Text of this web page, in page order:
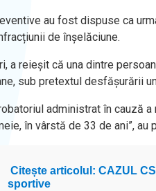
au fost dispuse ca
de înșelăciune.
a reieșit că una dintre
sub pretextul desfășurării
administrat în cauză
în vârstă de 33 de ani”,
Citește articolul: CAZUL
sportive